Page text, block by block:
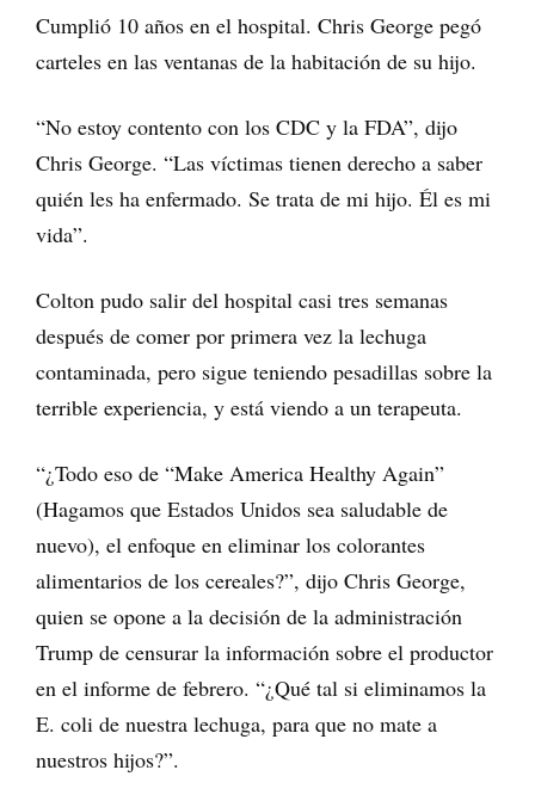
Cumplió 10 años en el hospital. Chris George pegó
carteles en las ventanas de la habitación de su hijo.
“No estoy contento con los CDC y la FDA”, dijo
Chris George. “Las víctimas tienen derecho a saber
quién les ha enfermado. Se trata de mi hijo. Él es mi
vida”.
Colton pudo salir del hospital casi tres semanas
después de comer por primera vez la lechuga
contaminada, pero sigue teniendo pesadillas sobre la
terrible experiencia, y está viendo a un terapeuta.
“¿Todo eso de “Make America Healthy Again”
(Hagamos que Estados Unidos sea saludable de
nuevo), el enfoque en eliminar los colorantes
alimentarios de los cereales?”, dijo Chris George,
quien se opone a la decisión de la administración
Trump de censurar la información sobre el productor
en el informe de febrero. “¿Qué tal si eliminamos la
E. coli de nuestra lechuga, para que no mate a
nuestros hijos?”.